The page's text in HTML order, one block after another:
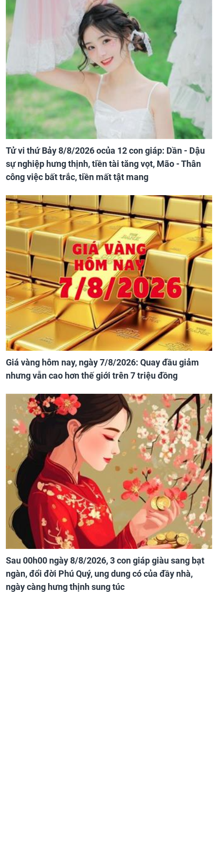
Tử vi thứ Bảy 8/8/2026 ocủa 12 con giáp: Dần - Dậu
sự nghiệp hưng thịnh, tiền tài tăng vọt, Mão - Thân
công việc bất trắc, tiền mất tật mang
Giá vàng hôm nay, ngày 7/8/2026: Quay đầu giảm
nhưng vẫn cao hơn thế giới trên 7 triệu đồng
Sau 00h00 ngày 8/8/2026, 3 con giáp giàu sang bạt
ngàn, đổi đời Phú Quý, ung dung có của đầy nhà,
ngày càng hưng thịnh sung túc